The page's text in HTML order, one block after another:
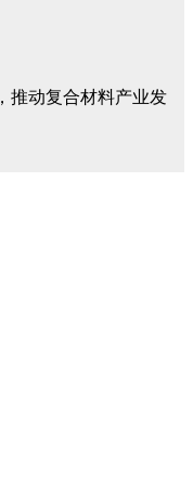
推动复合材料产业发